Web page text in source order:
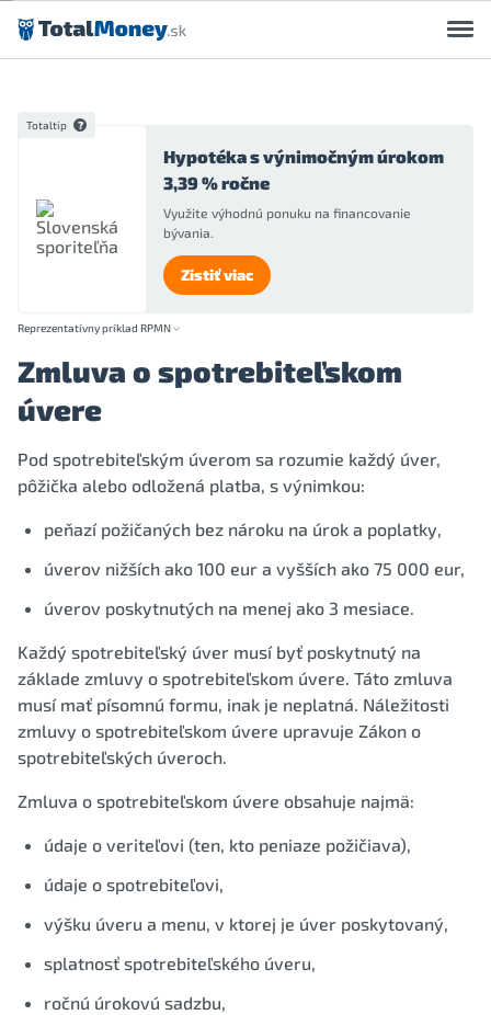
Preskočiť na obsah
Totaltip
Hypotéka s výnimočným úrokom
3,39 % ročne
Využite výhodnú ponuku na financovanie
bývania.
Zistiť viac
Reprezentatívny príklad RPMN
Zmluva o spotrebiteľskom
úvere
Pod spotrebiteľským úverom sa rozumie každý úver,
pôžička alebo odložená platba, s výnimkou:
peňazí požičaných bez nároku na úrok a poplatky,
úverov nižších ako 100 eur a vyšších ako 75 000 eur,
úverov poskytnutých na menej ako 3 mesiace.
Každý spotrebiteľský úver musí byť poskytnutý na
základe zmluvy o spotrebiteľskom úvere. Táto zmluva
musí mať písomnú formu, inak je neplatná. Náležitosti
zmluvy o spotrebiteľskom úvere upravuje Zákon o
spotrebiteľských úveroch.
Zmluva o spotrebiteľskom úvere obsahuje najmä:
údaje o veriteľovi (ten, kto peniaze požičiava),
údaje o spotrebiteľovi,
výšku úveru a menu, v ktorej je úver poskytovaný,
splatnosť spotrebiteľského úveru,
ročnú úrokovú sadzbu,